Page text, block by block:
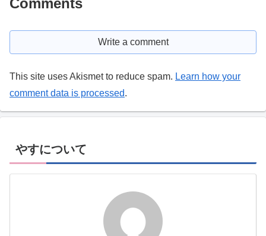
Comments
Write a comment
This site uses Akismet to reduce spam. Learn how your
comment data is processed.
やすについて